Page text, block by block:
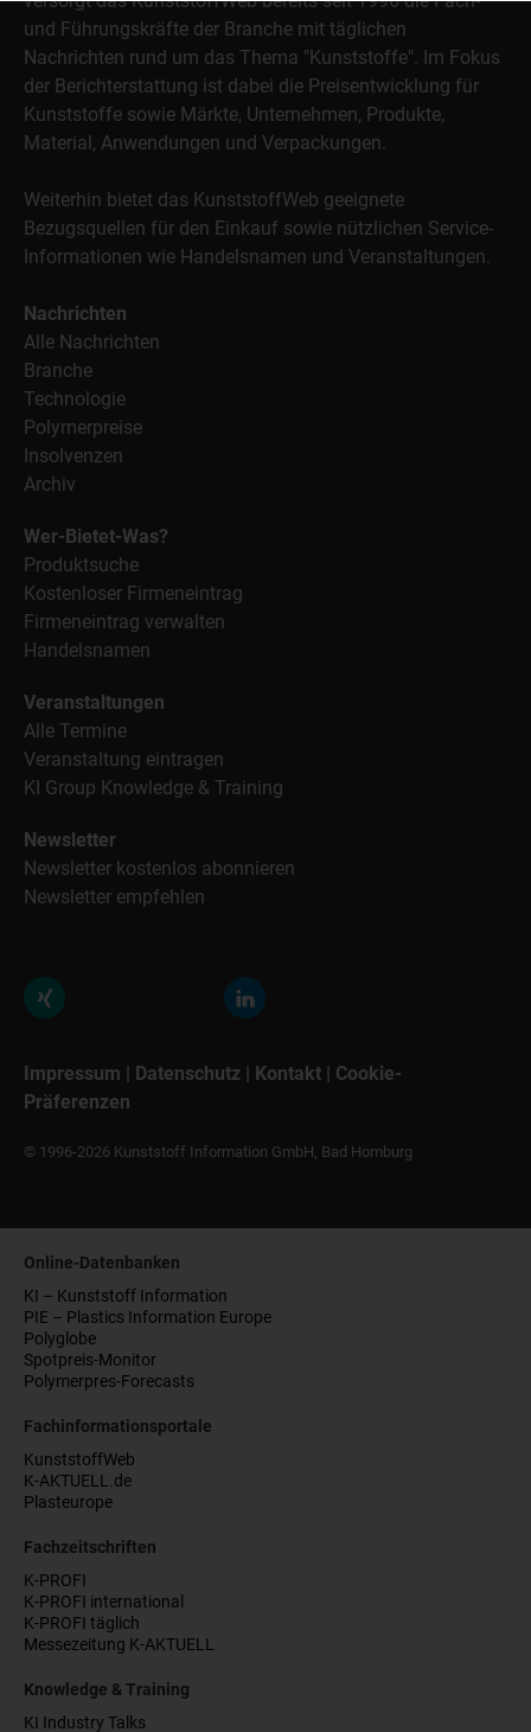
und Führungskräfte der Branche mit täglichen
Nachrichten rund um das Thema "Kunststoffe". Im Fokus
der Berichterstattung ist dabei die Preisentwicklung für
Kunststoffe sowie Märkte, Unternehmen, Produkte,
Material, Anwendungen und Verpackungen.
Weiterhin bietet das KunststoffWeb geeignete
Bezugsquellen für den Einkauf sowie nützlichen Service-
Informationen wie Handelsnamen und Veranstaltungen.
Nachrichten
Alle Nachrichten
Branche
Technologie
Polymerpreise
Insolvenzen
Archiv
Wer-Bietet-Was?
Produktsuche
Kostenloser Firmeneintrag
Firmeneintrag verwalten
Handelsnamen
Veranstaltungen
Alle Termine
Veranstaltung eintragen
KI Group Knowledge & Training
Newsletter
Newsletter kostenlos abonnieren
Newsletter empfehlen
Impressum | Datenschutz | Kontakt | Cookie-
Präferenzen
© 1996-2026 Kunststoff Information GmbH, Bad Homburg
Online-Datenbanken
KI – Kunststoff Information
PIE – Plastics Information Europe
Polyglobe
Spotpreis-Monitor
Polymerpres-Forecasts
Fachinformationsportale
KunststoffWeb
K-AKTUELL.de
Plasteurope
Fachzeitschriften
K-PROFI
K-PROFI international
K-PROFI täglich
Messezeitung K-AKTUELL
Knowledge & Training
KI Industry Talks